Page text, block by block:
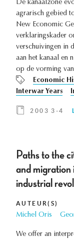
De kanaalzone
agrarisch gebied
New Economic
verklaringskader
verschuivingen in
aan het kanaal en
op de vorming
Economic
Interwar Years
2003 3-4
Paths to the
and migration
industrial
AUTEUR(S)
Michel Oris
We offer an